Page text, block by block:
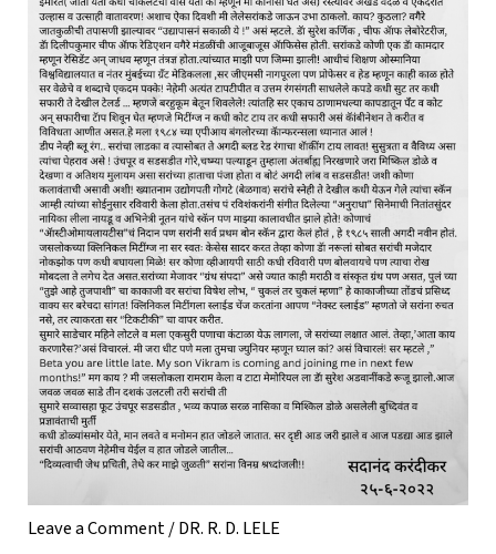
Leave a Comment/DR. R. D. LELE